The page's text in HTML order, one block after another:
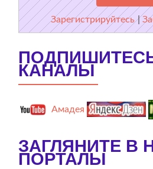
Зарегистрируйтесь |
КАНАЛЫ
Амадея
ЗАГЛЯНИТЕ В
ПОРТАЛЫ